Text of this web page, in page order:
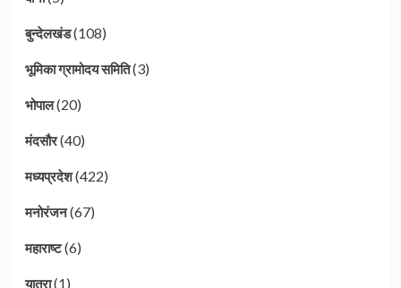
बुन्देलखंड(108)
भूमिका ग्रामोदय समिति(3)
भोपाल(20)
मंदसौर(40)
मध्यप्रदेश(422)
मनोरंजन(67)
महाराष्ट(6)
यात्रा(1)